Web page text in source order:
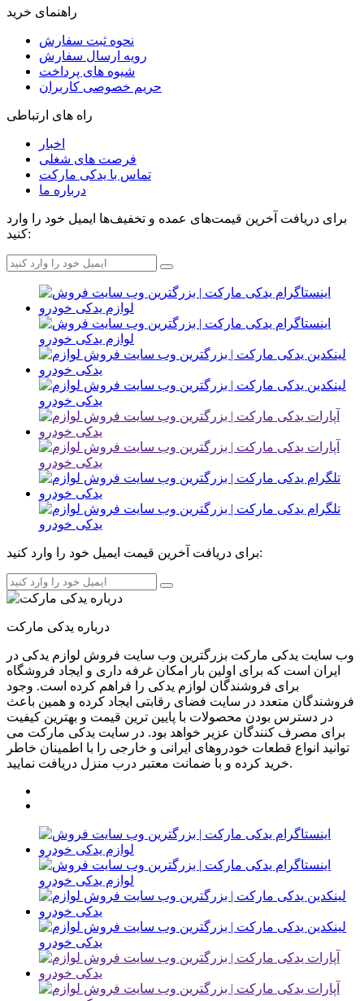
راهنمای خرید
نحوه ثبت سفارش
رویه ارسال سفارش
شیوه های پرداخت
حریم خصوصی کاربران
راه های ارتباطی
اخبار
فرصت های شغلی
تماس با یدکی مارکت
درباره ما
برای دریافت آخرین قیمت‌های عمده و تخفیف‌ها ایمیل خود را وارد
کنید:
برای دریافت آخرین قیمت ایمیل خود را وارد کنید:
درباره یدکی مارکت
وب سایت یدکی مارکت بزرگترین وب سایت فروش لوازم یدکی در
ایران است که برای اولین بار امکان غرفه داری و ایجاد فروشگاه
برای فروشندگان لوازم یدکی را فراهم کرده است. وجود
فروشندگان متعدد در سایت فضای رقابتی ایجاد کرده و همین باعث
در دسترس بودن محصولات با پایین ترین قیمت و بهترین کیفیت
برای مصرف کنندگان عزیر خواهد بود. در سایت یدکی مارکت می
توانید انواع قطعات خودروهای ایرانی و خارجی را با اطمینان خاطر
خرید کرده و با ضمانت معتبر درب منزل دریافت نمایید.